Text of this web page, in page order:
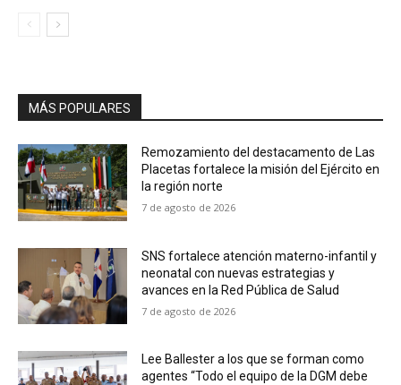
MÁS POPULARES
Remozamiento del destacamento de Las
Placetas fortalece la misión del Ejército en
la región norte
7 de agosto de 2026
SNS fortalece atención materno-infantil y
neonatal con nuevas estrategias y
avances en la Red Pública de Salud
7 de agosto de 2026
Lee Ballester a los que se forman como
agentes “Todo el equipo de la DGM debe